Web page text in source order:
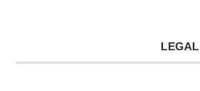
LEGAL